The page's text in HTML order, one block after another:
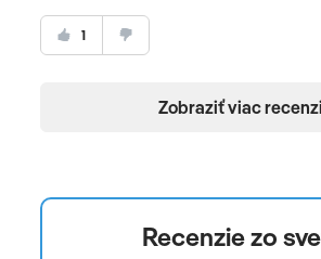
Celková cena nezahŕňa
dostanete vo vašej CK
*****
1
Zobraziť viac
Recenzie zo